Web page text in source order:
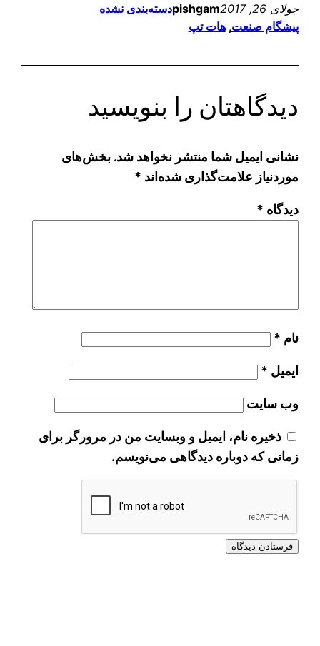
جولای 26, 2017 pishgamدسته‌بندی نشده
پیشگام صنعت, هات تپ
دیدگاهتان را بنویسید
نشانی ایمیل شما منتشر نخواهد شد. بخش‌های
موردنیاز علامت‌گذاری شده‌اند *
دیدگاه *
نام *
ایمیل *
وب‌ سایت
ذخیره نام، ایمیل و وبسایت من در مرورگر برای
زمانی که دوباره دیدگاهی می‌نویسم.